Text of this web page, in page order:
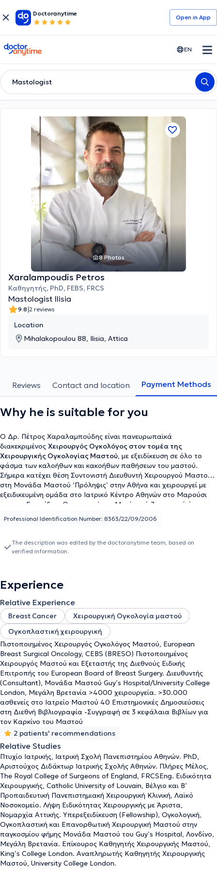
Doctoranytime
Open in Αpp
doctoranytime EN
Mastologist
8 Photos
Xaralampoudis Petros
Καθηγητής, PhD, FEBS, FRCS
Mastologist Ilisia
9.8|2 reviews
Location
Mihalakopoulou 88, Ilisia, Attica
Reviews Contact and location Payment Methods
Why he is suitable for you
O Δρ. Πέτρος Χαραλαμπούδης είναι πανευρωπαϊκά
διακεκριμένος Χειρουργός Ογκολόγος στον τομέα της
Χειρουργικής Ογκολογίας Μαστού, με εξειδίκευση σε όλο το
φάσμα των καλοήθων και κακοήθων παθήσεων του μαστού.
Σήμερα κατέχει θέση Συντονιστή Διευθυντή Χειρουργού Μαστού
στη Μονάδα Μαστού ‘Πρόληψις’ στην Αθήνα και χειρουργεί με
εξειδικευμένη ομάδα στο Ιατρικό Κέντρο Αθηνών στο Μαρούσι
και στο Ευγενίδειο Θεραπευτήριο. Μετά από 7 συναπτά έτη σε
έμμισθες Κλινικές και Ακαδημαϊκές θέσεις (αφυπηρέτησε στο
βαθμό τουΣυντονιστή Διευθυντή και Αναπληρωτή Καθηγητή
Μαστού στην Ευρώπη (Guy’s Hospital & University College
London, Μ. Βρετανία), επέστρεψε στην Ελλάδα το 2021. Ο Δρ.
Παθολόγων Ογκολόγων, Ακτινοθεραπευτών Ογκολόγων,
Αναισθησιολόγων, Γενετιστών, Κλινικών Διατροφολόγων,
Κλινικών Ψυχολόγων και Πλαστικών-Επανορθωτικών Χειρουργών
με αφοσίωση και εξειδίκευση στον καρκίνο του μαστού. Σύμφωνα
με το διεθνές σύστημα αξιολόγησης Expert Scape, ο Δρ.
Χαραλαμπούδης συγκαταλέγεται στο
ειδικώνστις παθήσεις μαστού. Μετά την αποφοίτησή του από
την
Ιατρική Σχολή του Πανεπιστημίου Αθηνών
, έλαβε την
ειδικότητα της Χειρουργικής από τα κορυφαία Πανεπιστημιακά
Νοσοκομεία Cliniques Universitaires Saint-Luc στις Βρυξέλλες και
από τη Β’ Προπαιδευτική Πανεπιστημιακή Χειρουργική Κλινική
του Λαϊκού Νοσοκομείου στην Αθήνα. Το 2014 μετέβη στη Μεγάλη
Βρετανία, όπου υπερεξειδικεύτηκε (Fellowship)
στη Χειρουργική
Ογκολογία του Μαστού, την Ογκοπλαστική Χειρουργική του
Μαστού και την Αποκατάσταση του Μαστού μετά από
Μαστεκτομή στην παγκοσμίου φήμης Μονάδα Μαστού του Guy’s
and Saint Thomas’ NHS Foundation Trust του Λονδίνου. Στο ίδιο
Νοσοκομείο διετέλεσε Αναπληρωτής Διευθυντής της Μονάδας
Μαστού και Επίκουρος Καθηγητής της Ιατρικής Σχολής του
Πανεπιστημίου King’s College London. To 2018, μετά
απόεπιλογή με αυστηρά κριτήρια και επιτυχή συνέντευξη
ενώπιον 7μελούς Επιτροπήςμετέβη στη Μονάδα Μαστού του
University College London, όπου διετέλεσε Διευθυντής Χειρουργός
(Substantive Consultant Surgeon), Επικεφαλής του Ογκολογικού
Συμβουλίου και Αναπληρωτής Καθηγητής Χειρουργικής Μαστού
στην Ιατρική Σχολή του University College London. Την ίδια
περίοδο διετέλεσε Συντονιστής Διευθυντής σε διεθνούς φήμης
Ιδιωτικά Κέντρα Μαστού του Λονδίνου (HCA The Wellington
Hospital, 99 Harley Street Utrasound Group). To 2021, κατά τη
διάρκεια της πανδημίας του Covid-19 υπήρξε πρωτοπόρος μαζί
Professional Identification Number: 8363/22/09/2006
The description was edited by the doctoranytime team, based on
verified information.
Experience
Relative Experience
Breast Cancer
Χειρουργική Ογκολογία μαστού
Ογκοπλαστική χειρουργική
Πιστοποιημένος Χειρουργός Ογκολόγος Μαστού, European
Breast Surgical Oncology, CEBS (BRESO) Πιστοποιημένος
Χειρουργός Μαστού και Εξεταστής της Διεθνούς Ειδικής
Επιτροπής του European Board of Breast Surgery. Διευθυντής
(Consultant), Μονάδα Μαστού Guy’s Hospital/University College
London, Μεγάλη Βρετανία >4000 χειρουργεία. >30.000
ασθενείς στο Ιατρείο Μαστού 40 Επιστημονικές Δημοσιεύσεις
στη Διεθνή Βιβλιογραφία -Συγγραφή σε 3 κεφάλαια Βιβλίων για
τον Καρκίνο του Μαστού
2 patients' recommendations
Relative Studies
Πτυχίο Ιατρικής, Ιατρική Σχολή Πανεπιστημίου Αθηνών. PhD,
Αριστούχος Διδάκτωρ Ιατρικής Σχολής Αθηνών. Πλήρες Μέλος,
The Royal College of Surgeons of England, FRCSEng. Ειδικότητα
Χειρουργικής, Catholic University of Louvain, Βέλγιο και Β’
Προπαιδευτική Πανεπιστημιακή Χειρουργική Κλινική, Λαϊκό
Νοσοκομείο. Λήψη Ειδικότητας Χειρουργικής με Άριστα,
Νομαρχία Αττικής. Υπερεξειδίκευση (Fellowship), Ογκολογική,
Ογκοπλαστική και Επανορθωτική Χειρουργική Μαστού στην
παγκοσμίου φήμης Μονάδα Μαστού του Guy’s Hospital, Λονδίνο,
Μεγάλη Βρετανία. Επίκουρος Καθηγητής Χειρουργικής Μαστού,
King’s College London. Αναπληρωτής Καθηγητής Χειρουργικής
Μαστού, University College London.